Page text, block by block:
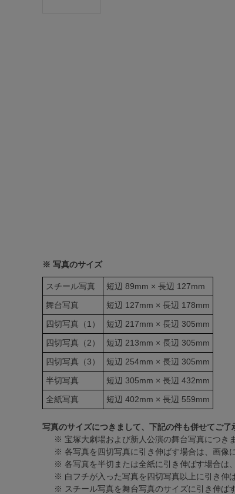
※ 写真のサイズ
スチール写真
短辺 89mm × 長辺 127mm
舞台写真
短辺 127mm × 長辺 178mm
四切写真（1）
短辺 217mm × 長辺 305mm
四切写真（2）
短辺 213mm × 長辺 305mm
四切写真（3）
短辺 254mm × 長辺 305mm
半切写真
短辺 305mm × 長辺 432mm
全紙写真
短辺 402mm × 長辺 559mm
写真のサイズにつきまして、下記の件も併せてご了
※ 宝塚大劇場および新人公演の舞台写真につき
※ 各写真を四切写真に引き伸ばす場合は、画像
※ 各写真を半切または全紙に引き伸ばす場合は
※ 白フチが入った写真を四切写真以上に引き伸
※ スチール写真を舞台写真のサイズに引き伸ば